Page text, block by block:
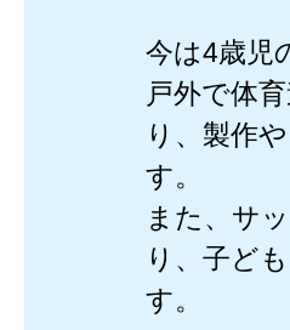
今は4歳児
戸外で体
り、製作
す。
また、サ
り、子ど
す。